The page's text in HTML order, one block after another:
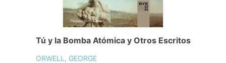
Tú y la Bomba Atómica y Otros Escritos
ORWELL, GEORGE